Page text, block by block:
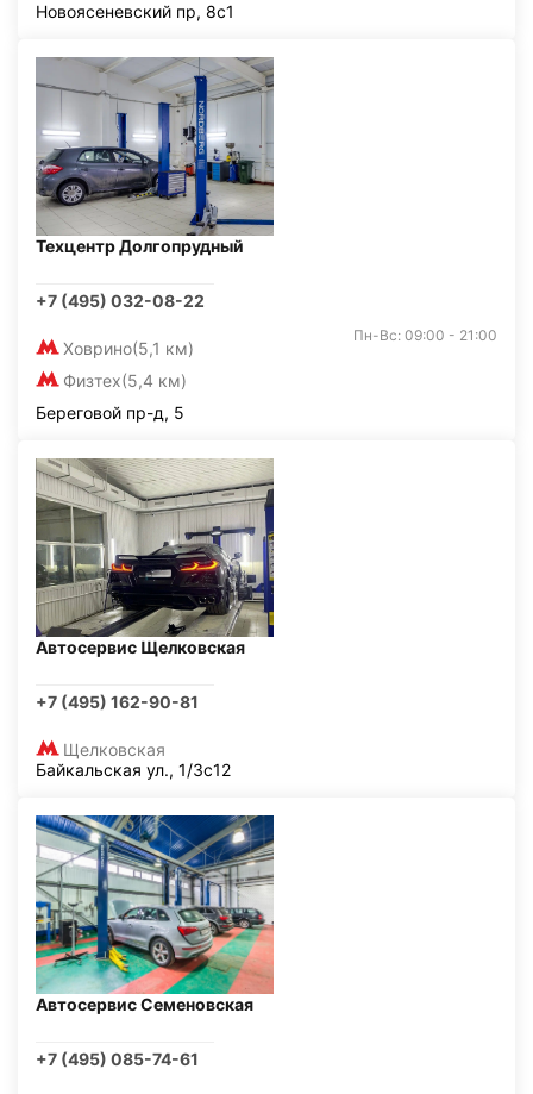
Новоясеневский пр, 8с1
Техцентр Долгопрудный
+7 (495) 032-08-22
Ховрино(5,1 км)
Физтех(5,4 км)
Пн-Вс: 09:00 - 21:00
Береговой пр-д, 5
Автосервис Щелковская
+7 (495) 162-90-81
Щелковская
Байкальская ул., 1/3с12
Автосервис Семеновская
+7 (495) 085-74-61